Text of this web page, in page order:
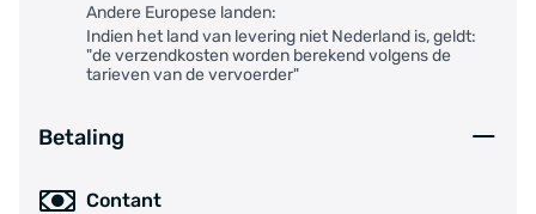
Andere Europese landen:
Indien het land van levering niet Nederland is, geldt:
"de verzendkosten worden berekend volgens de
tarieven van de vervoerder"
Betaling
Contant